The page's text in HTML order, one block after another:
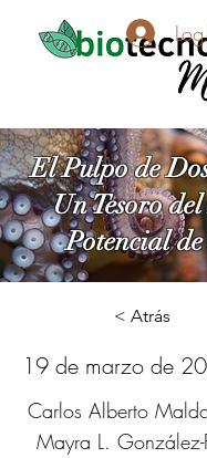
El Pulpo de
Un Tesoro
Potencial
< Atrás
19 de marzo de
Carlos Alberto
Mayra L.